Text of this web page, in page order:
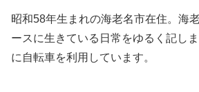
昭和58年生まれの海老名市在住。海
ースに生きている日常をゆるく記し
に自転車を利用しています。